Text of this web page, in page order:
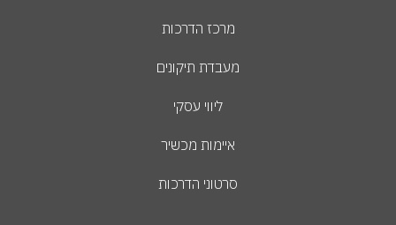
מרכז הדרכות
מעבדת תיקונים
ליווי עסקי
איימות מכשיר
סרטוני הדרכות